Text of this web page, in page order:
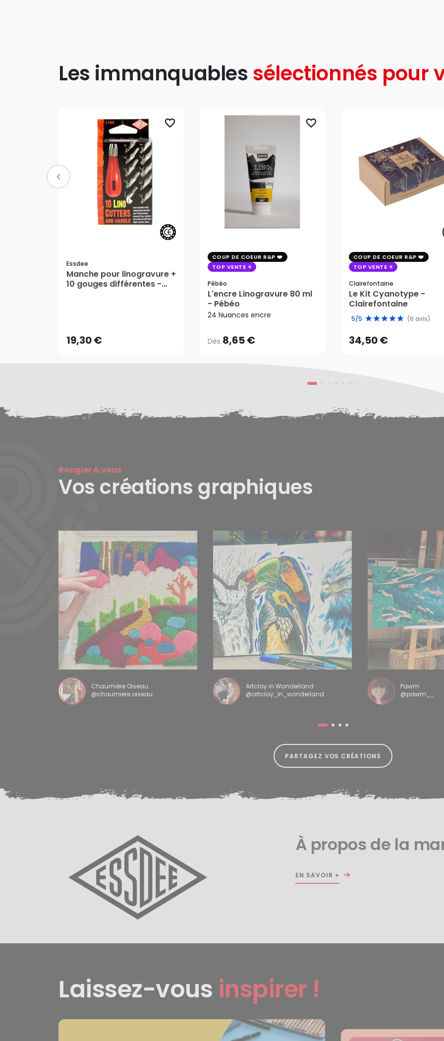
Les immanquables sélectionnés pour
favorite_border
Essdee
Manche pour linogravure +
10 gouges différentes -
19,30 €AJOUTER AU PANIER
favorite_border
COUP DE COEUR R&P
TOP VENTE
Pébéo
L'encre Linogravure 80 ml
- Pébéo
24 Nuances encre
Dès 8,65 €
Dès8,65 €
COUP DE COEUR R&P
TOP VENTE
Clairefontaine
Le Kit Cyanotype -
Clairefontaine
5/5 (6 avis)
34,50 €
34,50 €
AJOUTER AU PANIER
Rougier & vous
Vos créations graphiques
Chaumière Oiseau
@chaumiere.oiseau
Artclay in Wonderland
@artclay_in_wonderland
Pawm
@pawm__
PARTAGEZ VOS CRÉATIONS
À propos de la
EN SAVOIR +
Laissez-vous inspirer !